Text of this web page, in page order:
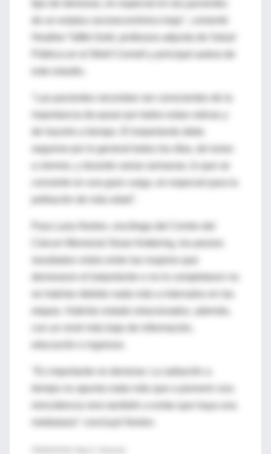
importancia de pasar por todos estas rutinas y
de hacerlo a tiempo. El tratamiento debe
seguirse por lo general todos los días, de lunes
convierte en una gran carga, en especial para la
Para Larry Norton, oncólogo del Centro del
etapas. Habrían estado relacionados, además,
educación o ingresos.
"Es importante no demorar. La radiación a
tiempo no apunta nada más que a prevenir una
reincidencia sino también a evitar que haya una